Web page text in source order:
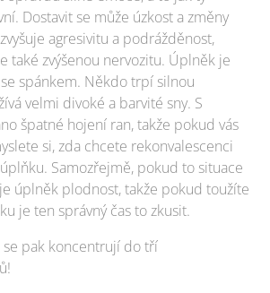
Dostavit se může úzkost a změny
agresivitu a podrážděnost,
také zvýšenou nervozitu. Úplněk je
spánkem. Někdo trpí silnou
velmi divoké a barvité sny. S
špatné hojení ran, takže pokud vás
si, zda chcete rekonvalescenci
Samozřejmě, pokud to situace
úplněk plodnost, takže pokud toužíte
je ten správný čas to zkusit.
se pak koncentrují do tří